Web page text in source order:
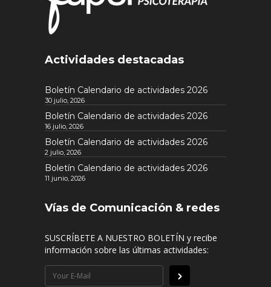
Actividades destacadas
Boletín Calendario de actividades 2026
30 julio, 2026
Boletín Calendario de actividades 2026
16 julio, 2026
Boletín Calendario de actividades 2026
2 julio, 2026
Boletín Calendario de actividades 2026
11 junio, 2026
Vías de Comunicación & redes
SUSCRÍBETE A NUESTRO BOLETÍN y recibe
información sobre las últimas actividades: